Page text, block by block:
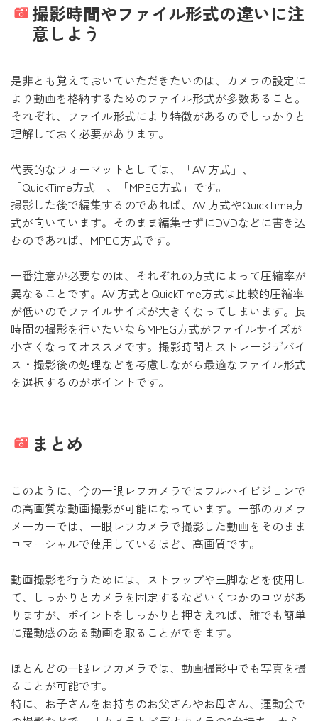
撮影時間やファイル形式の違いに注
意しよう
是非とも覚えておいていただきたいのは、カメラの設定に
より動画を格納するためのファイル形式が多数あること。
それぞれ、ファイル形式により特徴があるのでしっかりと
理解しておく必要があります。
代表的なフォーマットとしては、「AVI方式」、
「QuickTime方式」、「MPEG方式」です。
撮影した後で編集するのであれば、AVI方式やQuickTime方
式が向いています。そのまま編集せずにDVDなどに書き込
むのであれば、MPEG方式です。
一番注意が必要なのは、それぞれの方式によって圧縮率が
異なることです。AVI方式とQuickTime方式は比較的圧縮率
が低いのでファイルサイズが大きくなってしまいます。長
時間の撮影を行いたいならMPEG方式がファイルサイズが
小さくなってオススメです。撮影時間とストレージデバイ
ス・撮影後の処理などを考慮しながら最適なファイル形式
を選択するのがポイントです。
まとめ
このように、今の一眼レフカメラではフルハイビジョンで
の高画質な動画撮影が可能になっています。一部のカメラ
メーカーでは、一眼レフカメラで撮影した動画をそのまま
コマーシャルで使用しているほど、高画質です。
動画撮影を行うためには、ストラップや三脚などを使用し
て、しっかりとカメラを固定するなどいくつかのコツがあ
りますが、ポイントをしっかりと押さえれば、誰でも簡単
に躍動感のある動画を取ることができます。
ほとんどの一眼レフカメラでは、動画撮影中でも写真を撮
ることが可能です。
特に、お子さんをお持ちのお父さんやお母さん、運動会で